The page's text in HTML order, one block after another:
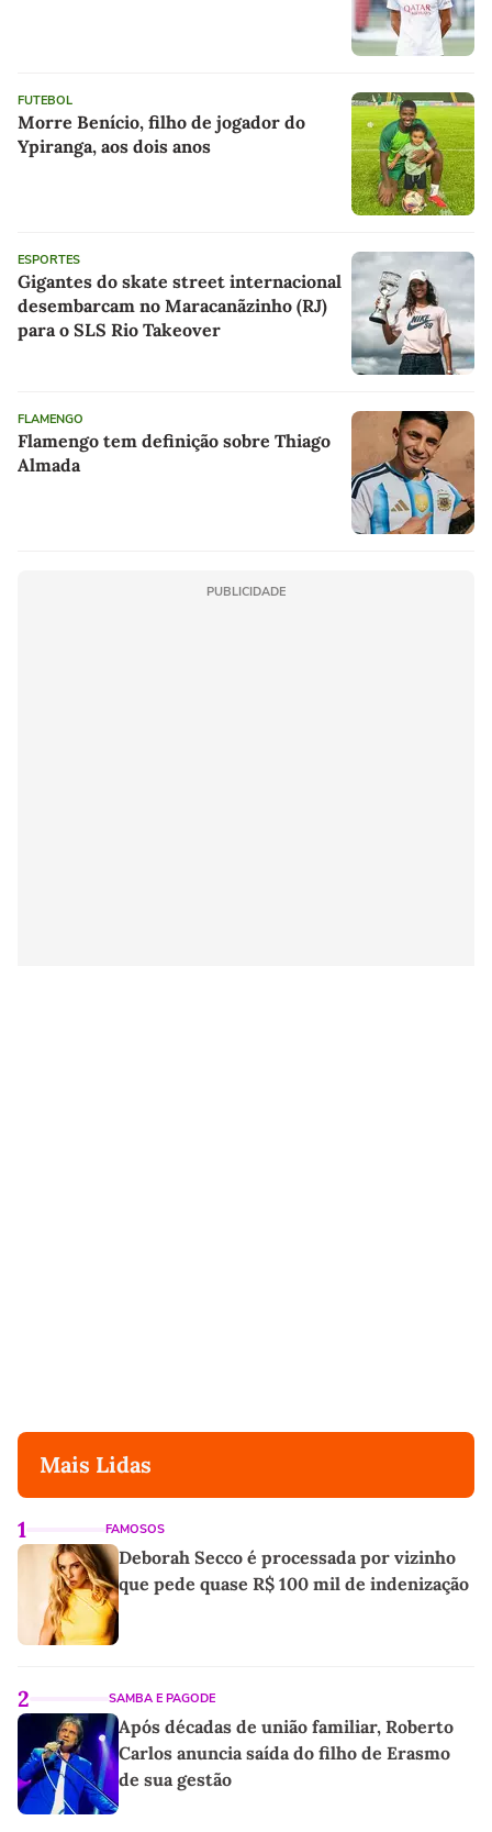
FUTEBOL
Morre Benício, filho de jogador do
Ypiranga, aos dois anos
ESPORTES
Gigantes do skate street internacional
desembarcam no Maracanãzinho (RJ)
para o SLS Rio Takeover
FLAMENGO
Flamengo tem definição sobre Thiago
Almada
PUBLICIDADE
Mais Lidas
1 FAMOSOS
Deborah Secco é processada por vizinho
que pede quase R$ 100 mil de indenização
2 SAMBA E PAGODE
Após décadas de união familiar, Roberto
Carlos anuncia saída do filho de Erasmo
de sua gestão